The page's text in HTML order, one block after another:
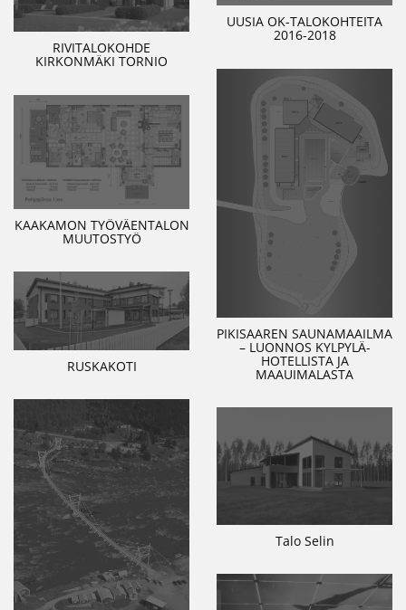
UUSIA OK-TALOKOHTEITA
2016-2018
RIVITALOKOHDE
KIRKONMÄKI TORNIO
PIKISAAREN SAUNAMAAILMA
– LUONNOS KYLPYLÄ-
HOTELLISTA JA
MAAUIMALASTA
KAAKAMON TYÖVÄENTALON
MUUTOSTYÖ
RUSKAKOTI
Talo Selin